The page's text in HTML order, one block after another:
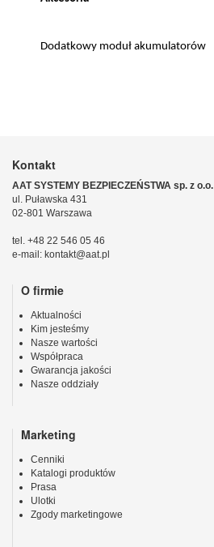
Dodatkowy moduł akumulatorów
Kontakt
AAT SYSTEMY BEZPIECZEŃSTWA sp. z o.o.
ul. Puławska 431
02-801 Warszawa
tel. +48 22 546 05 46
e-mail: kontakt@aat.pl
O firmie
Aktualności
Kim jesteśmy
Nasze wartości
Współpraca
Gwarancja jakości
Nasze oddziały
Marketing
Cenniki
Katalogi produktów
Prasa
Ulotki
Zgody marketingowe